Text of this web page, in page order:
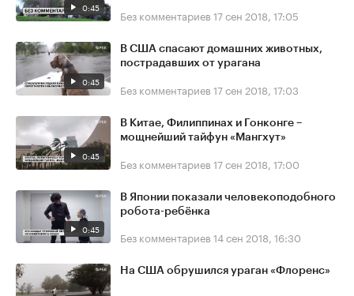
0:45 Без комментариев 17 сен 2018, 17:05
0:45
В США спасают домашних животных,
пострадавших от урагана
Без комментариев 17 сен 2018, 17:03
0:45
В Китае, Филиппинах и Гонконге –
мощнейший тайфун «Мангхут»
Без комментариев 17 сен 2018, 17:00
0:45
В Японии показали человекоподобного
робота-ребёнка
Без комментариев 14 сен 2018, 16:30
На США обрушился ураган «Флоренс»